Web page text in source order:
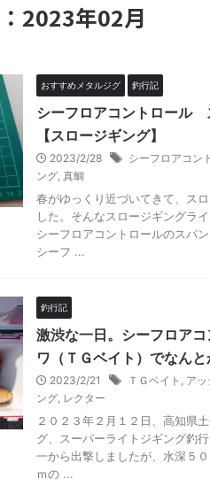
2023年02月
おすすめメタルジグ 釣行記
シーフロアコントロール
【スロージギング】
2023/2/28 シーフロアコン
ング, 真鯛
春がゆっくり近づいてきて、ス
した。そんなスロージギングラ
シーフロアコントロールのスパ
シーフ ...
釣行記
激渋な一日。シーフロア
ワ（ＴＧベイト）でなん
2023/2/21 ＴＧベイト , アッ
ング, レクター
２０２３年２月１２日、高知県
グ、スーパーライトジギング釣
一から出撃しましたが、水深５
ｍの ...